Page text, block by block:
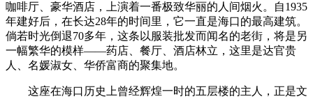
咖啡厅、豪华酒店，上演着一番极致华丽的人间烟火。自1935
年建好后，在长达28年的时间里，它一直是海口的最高建筑。
倘若时光倒退70多年，这条以服装批发而闻名的老街，将是另
一幅繁华的模样——药店、餐厅、酒店林立，这里是达官贵
人、名媛淑女、华侨富商的聚集地。
这座在海口历史上曾经辉煌一时的五层楼的主人，正是文